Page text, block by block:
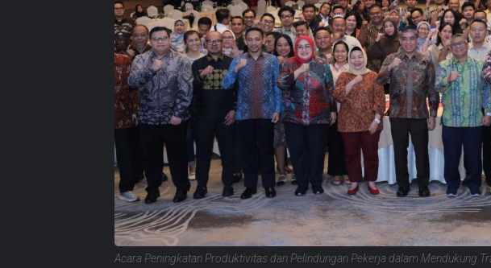
Acara Peningkatan Produktivitas dan Pelindungan Pekerja dalam Mendukung